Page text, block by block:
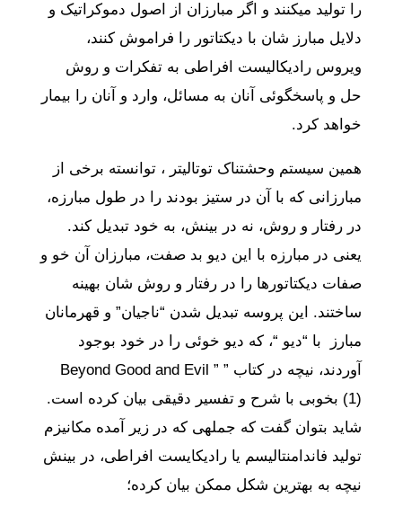
را تولید میکنند و اگر مبارزان از اصول دموکراتیک و
دلایل مبارز شان با دیکتاتور را فراموش کنند،
ویروس رادیکالیست افراطی به تفکرات و روش
حل و پاسخگوئی آنان به مسائل، وارد و آنان را بیمار
خواهد کرد.
همین سیستم وحشتناک توتالیتر ، توانسته برخی از
مبارزانی که با آن در ستیز بودند را در طول مبارزه،
در رفتار و روش، نه در بینش، به خود تبدیل کند.
یعنی در مبارزه با این دیو بد صفت، مبارزان آن خو و
صفات دیکتاتورها را در رفتار و روش شان بهینه
ساختند. این پروسه تبدیل شدن “ناجیان” و قهرمانان
مبارز با “دیو “، که دیو خوئی را در خود بوجود
آوردند، نیچه در کتاب ” Beyond Good and Evil ”
(1) بخوبی با شرح و تفسیر دقیقی بیان کرده است.
شاید بتوان گفت که جمله‎ی که در زیر آمده مکانیزم
تولید فاندامنتالیسم یا رادیکایست افراطی، در بینش
نیچه به بهترین شکل ممکن بیان کرده؛